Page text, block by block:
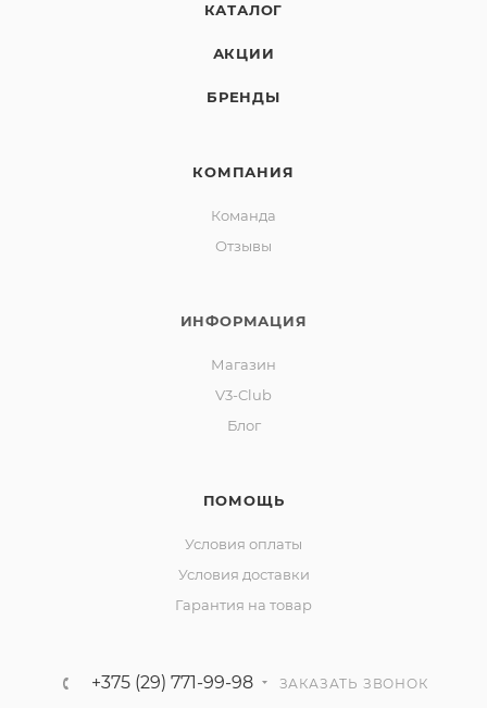
КАТАЛОГ
АКЦИИ
БРЕНДЫ
КОМПАНИЯ
Команда
Отзывы
ИНФОРМАЦИЯ
Магазин
V3-Club
Блог
ПОМОЩЬ
Условия оплаты
Условия доставки
Гарантия на товар
+375 (29) 771-99-98 ЗАКАЗАТЬ ЗВОНОК